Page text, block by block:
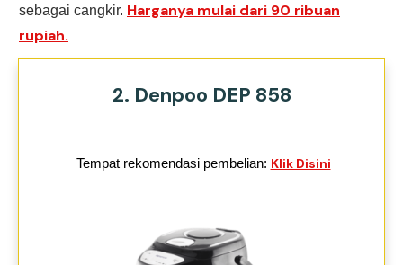
sebagai cangkir. Harganya mulai dari 90 ribuan
rupiah.
2. Denpoo DEP 858
Tempat rekomendasi pembelian: Klik Disini